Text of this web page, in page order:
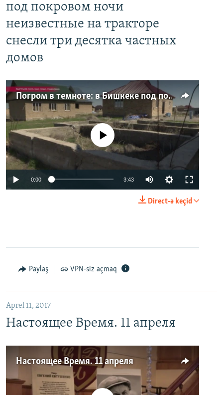
под покровом ночи
неизвестные на тракторе
снесли три десятка частных
домов
Погром в темноте: в Бишкеке под покровом ночи неизвестные на тракторе снесли три десятка частных домов
No media source currently available
0:00 3:43
Direct-ə keçid
Paylaş VPN-siz açmaq
Aprel 11, 2017
Настоящее Время. 11 апреля
Настоящее Время. 11 апреля